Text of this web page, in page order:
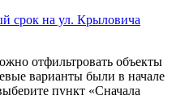
срок на ул. Крыловича
отфильтровать объекты
варианты были в начале
пункт «Сначала